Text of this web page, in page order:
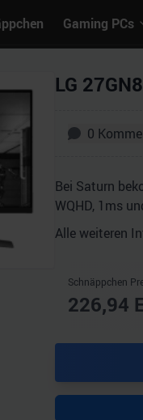
Gaming PCs
LG
0
Bei Saturn
WQHD, 1ms
Alle weiteren
Schnäppchen
226,94